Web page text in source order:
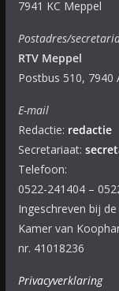
7941 KC Meppel
Postadres/
RTV Meppel
Postbus 510, 7940
E-mail
Redactie: redactie
Secretariaat:
Telefoon:
0522-241404 –
Ingeschreven bij de
Kamer van
nr. 41018236
Privacyverklaring